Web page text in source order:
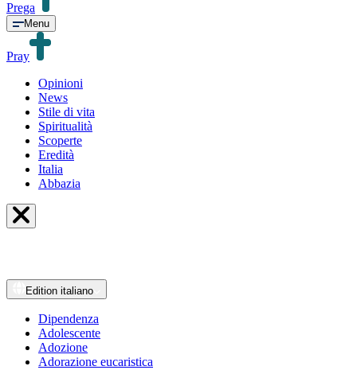
Prega
Menu
Pray
Opinioni
News
Stile di vita
Spiritualità
Scoperte
Eredità
Italia
Abbazia
Edition italiano
Dipendenza
Adolescente
Adozione
Adorazione eucaristica